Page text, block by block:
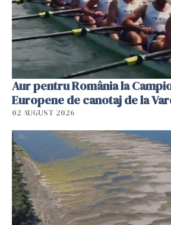
Aur pentru România la
Europene de canotaj de la
02 AUGUST 2026